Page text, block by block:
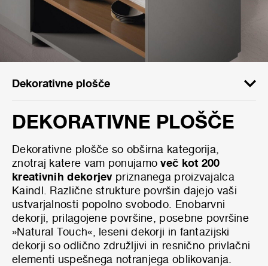
Dekorativne plošče
DEKORATIVNE PLOŠČE
Dekorativne plošče so obširna kategorija,
znotraj katere vam ponujamoveč kot 200
kreativnih dekorjevpriznanega proizvajalca
Kaindl . Različne strukture površin dajejo vaši
ustvarjalnosti popolno svobodo. Enobarvni
dekorji, prilagojene površine, posebne površine
»Natural Touch«, leseni dekorji in fantazijski
dekorji so odlično združljivi in resnično privlačni
elementi uspešnega notranjega oblikovanja.